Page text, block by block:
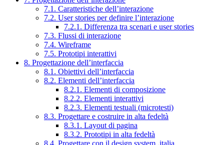
7.1. Caratteristiche dell’interazione
7.2. User stories per definire l’interazione
7.2.1. Differenza tra scenari e user stories
7.3. Flussi di interazione
7.4. Wireframe
7.5. Prototipi interattivi
8. Progettazione dell’interfaccia
8.1. Obiettivi dell’interfaccia
8.2. Elementi dell’interfaccia
8.2.1. Elementi di composizione
8.2.2. Elementi interattivi
8.2.3. Elementi testuali (microtesti)
8.3. Progettare e costruire in alta fedeltà
8.3.1. Layout di pagina
8.3.2. Prototipi in alta fedeltà
8.4. Progettare con il design system .italia